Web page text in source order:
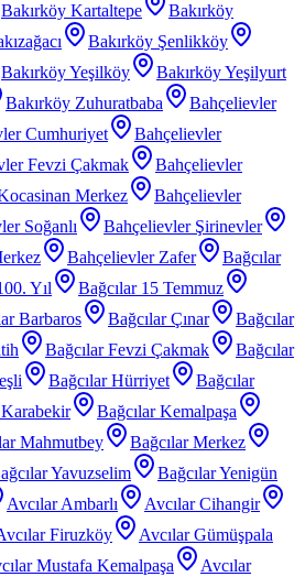
Bakırköy Kartaltepe
Bakırköy
Bakırköy Şenlikköy
Bakırköy Yeşilköy
Bakırköy Yeşilyurt
Bakırköy Zuhuratbaba
Bahçelievler
Cumhuriyet
Bahçelievler
Fevzi Çakmak
Bahçelievler
Merkez
Bahçelievler
Soğanlı
Bahçelievler Şirinevler
Bahçelievler Zafer
Bağcılar
Yıl
Bağcılar 15 Temmuz
Barbaros Bağcılar Çınar
Bağcılar
Bağcılar Fevzi Çakmak
Bağcılar
Bağcılar Hürriyet
Bağcılar
Karabekir
Bağcılar Kemalpaşa
Mahmutbey
Bağcılar Merkez
Yavuzselim
Bağcılar Yenigün
Avcılar Ambarlı
Avcılar Cihangir
Firuzköy
Avcılar Gümüşpala
Mustafa Kemalpaşa Avcılar